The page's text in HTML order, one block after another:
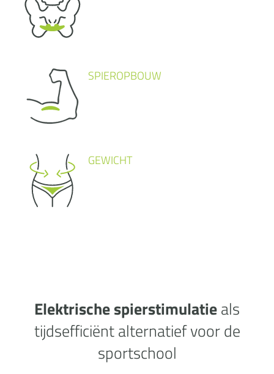
SPIEROPBOUW
GEWICHT
Elektrische spierstimulatieals
tijdsefficiënt alternatief voor de
sportschool